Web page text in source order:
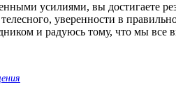
усилиями, вы достигаете
уверенности в
и радуюсь тому, что мы все